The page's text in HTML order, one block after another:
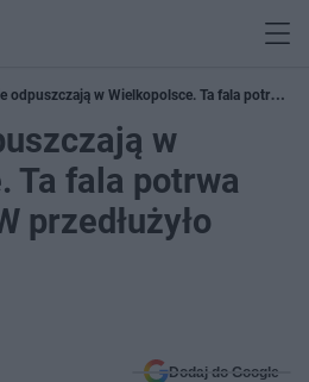
odpuszczają w Wielkopolsce. Ta fala potrwa
w
Ta fala potrwa
przedłużyło
Dodaj do Google